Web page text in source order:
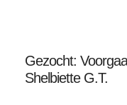
Gezocht:
Shelbiette G.T.